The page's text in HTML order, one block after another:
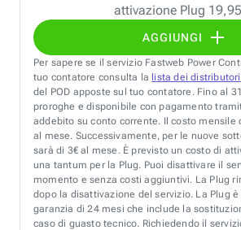
attivazione Plug
AGGIUNGI
Per sapere se il servizio Fastweb Power
tuo contatore consulta la lista dei distributori
del POD apposte sul tuo contatore. Fino al
proroghe e disponibile con pagamento
addebito su conto corrente. Il costo mensile
al mese. Successivamente, per le nuove
sarà di 3€ al mese. È previsto un costo di
una tantum per la Plug. Puoi disattivare il
momento e senza costi aggiuntivi. La Plug
dopo la disattivazione del servizio. La Plug
garanzia di 24 mesi che include la
caso di guasto tecnico. Richiedendo il